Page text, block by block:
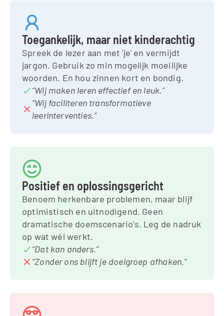
Toegankelijk, maar niet kinderachtig
Spreek de lezer aan met 'je' en vermijdt
jargon. Gebruik zo min mogelijk moeilijke
woorden. En hou zinnen kort en bondig.
“Wij maken leren effectief en leuk.”
“Wij faciliteren transformatieve
leerinterventies.”
Positief en oplossingsgericht
Benoem herkenbare problemen, maar blijf
optimistisch en uitnodigend. Geen
dramatische doemscenario’s. Leg de nadruk
op wat wél werkt.
“Dat kan anders.”
“Zonder ons blijft je doelgroep afhaken.”